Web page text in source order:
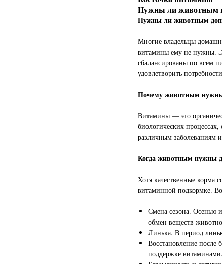
Нужны ли животным
Нужны ли животным
Многие владельцы
витамины ему не нужны.
сбалансированы по всем
удовлетворить
Почему животным
Витамины — это
биологических
различным заболеваниям
Когда животным нужны
Хотя качественные корма
витаминной подкормке.
Смена сезона. Осенью
обмен веществ
Линька. В период
Восстановление после
поддержке витаминами.